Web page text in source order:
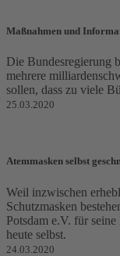
Maßnahmen und
Die Bundesregierung
mehrere
sollen, dass zu viele
25.03.2020
Atemmasken selbst
Weil inzwischen
Schutzmasken
Potsdam e.V. für
heute selbst.
24.03.2020